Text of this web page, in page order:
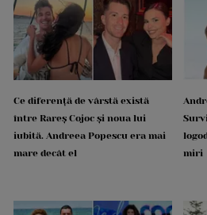
Ce diferență de vârstă există
între Rareș Cojoc și noua lui
iubită. Andreea Popescu era mai
mare decât el
miri